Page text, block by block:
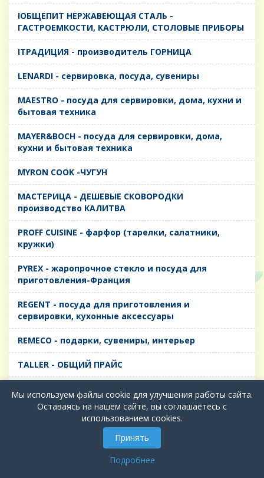
IОБЩЕПИТ НЕРЖАВЕЮЩАЯ СТАЛЬ -
ГАСТРОЕМКОСТИ, КАСТРЮЛИ, СТОЛОВЫЕ ПРИБОРЫ
IТРАДИЦИЯ - производитель ГОРНИЦА
LENARDI - сервировка, посуда, сувениры
MAESTRO - посуда для сервировки, дома, кухни и
бытовая техника
MAYER&BOCH - посуда для сервировки, дома,
кухни и бытовая техника
MYRON COOK -ЧУГУН
MАСТЕРИЦА - ДЕШЕВЫЕ СКОВОРОДКИ
производство КАЛИТВА
PROFF CUISINE - фарфор (тарелки, салатники,
кружки)
PYREX - жаропрочное стекло и посуда для
приготовления-Франция
REGENT - посуда для приготовления и
сервировки, кухонные аксессуары
REMECO - подарки, сувениры, интерьер
TALLER - ОБЩИЙ ПРАЙС
TIMA - посуда для приготовления и сервировки,
кухонные аксессуары
БИОСТАЛЬ - ТЕРМОСА
Мы используем файлы cookie для улучшения работы сайта.
Оставаясь на нашем сайте, вы соглашаетесь с
использованием cookies.
Принять
Подробнее